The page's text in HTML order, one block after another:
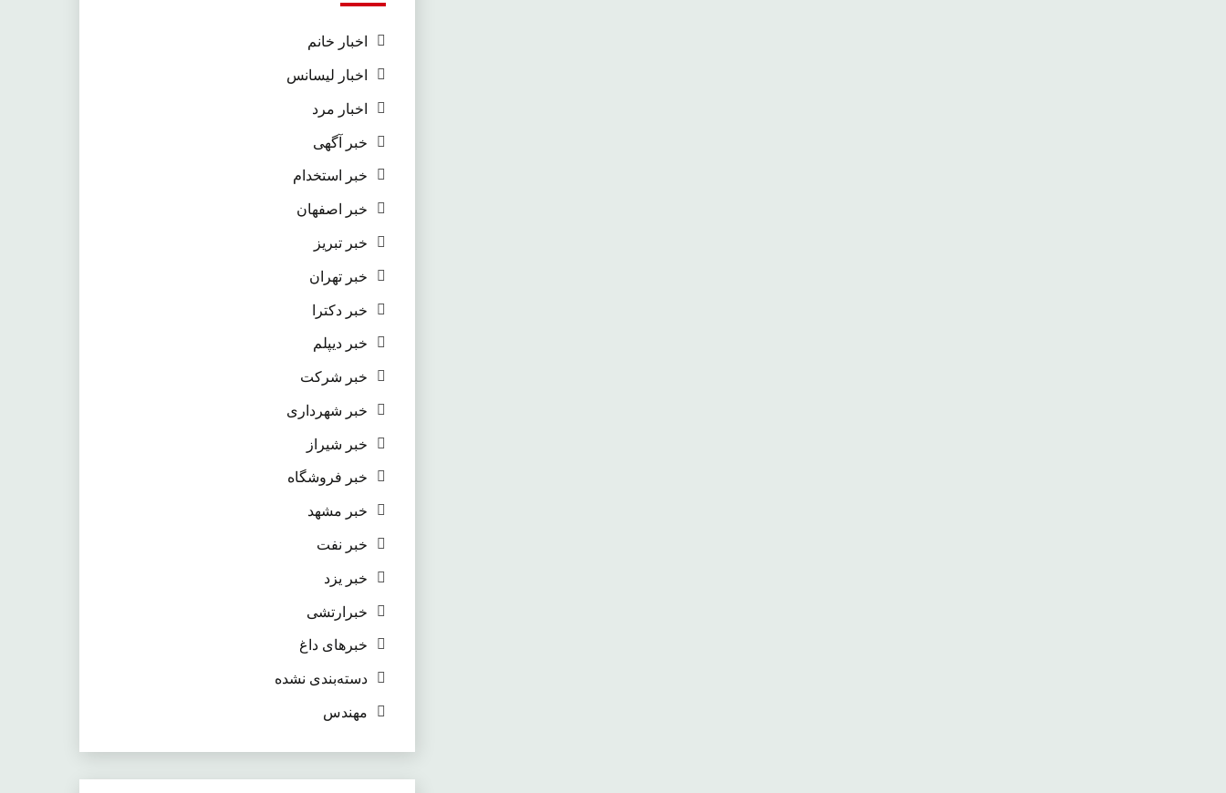
اخبار خانم
اخبار لیسانس
اخبار مرد
خبر آگهی
خبر استخدام
خبر اصفهان
خبر تبریز
خبر تهران
خبر دکترا
خبر دیپلم
خبر شرکت
خبر شهرداری
خبر شیراز
خبر فروشگاه
خبر مشهد
خبر نفت
خبر یزد
خبرارتشی
خبرهای داغ
دسته‌بندی نشده
مهندس